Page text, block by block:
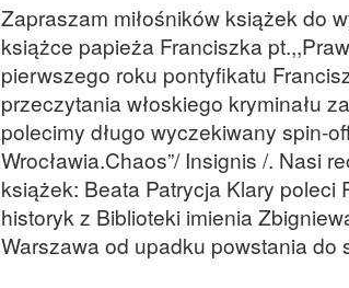
Zapraszam miłośników książek do
książce papieża Franciszka
pierwszego roku pontyfikatu
przeczytania włoskiego kryminału
polecimy długo wyczekiwany spin-
Wrocławia.Chaos”/ Insignis /. Nasi
książek: Beata Patrycja Klary poleci
historyk z Biblioteki imienia
Warszawa od upadku powstania do